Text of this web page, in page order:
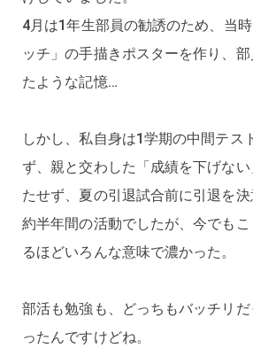
4月は1年生部員の勧誘のため、当
ッチ」の手描きポスターを作り、
たような記憶…
しかし、私自身は1学期の中間テス
ず、親と交わした「成績を下げな
たせず、夏の引退試合前に引退を決
約半年間の活動でしたが、今でも
るほどいろんな意味で濃かった。
部活も勉強も、どっちもバッチリ
ったんですけどね。